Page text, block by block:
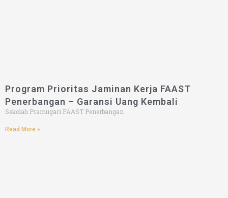
Program Prioritas Jaminan Kerja FAAST
Penerbangan – Garansi Uang Kembali
Sekolah Pramugari FAAST Penerbangan
Read More »